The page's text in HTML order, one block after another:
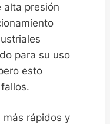
alta presión
para su uso
esto
más rápidos y